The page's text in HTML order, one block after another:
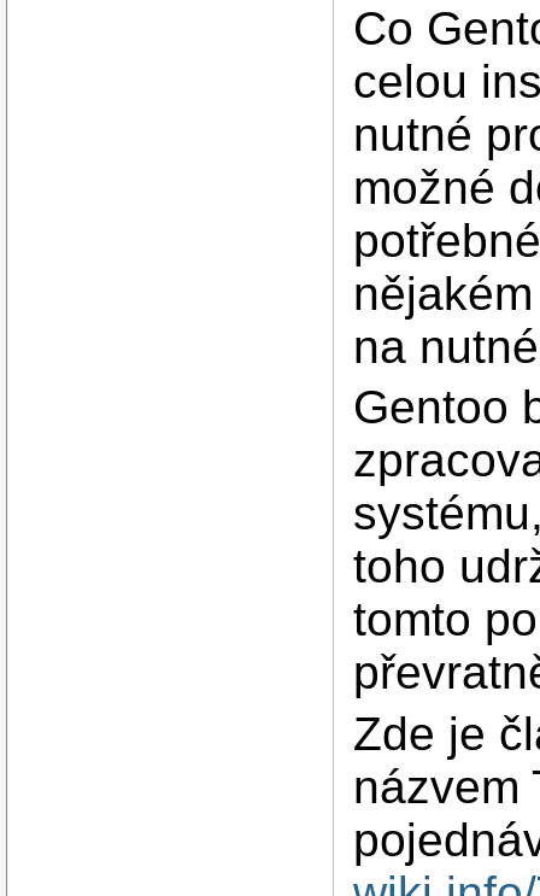
Co
celou
nutné
možné
na
Gentoo
toho
tomto
Zde je
názvem